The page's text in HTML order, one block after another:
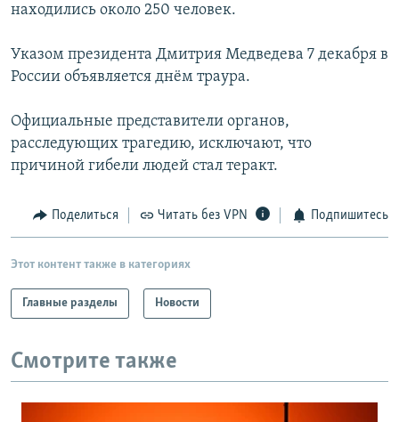
находились около 250 человек.
Указом президента Дмитрия Медведева 7 декабря в
России объявляется днём траура.
Официальные представители органов,
расследующих трагедию, исключают, что
причиной гибели людей стал теракт.
Поделиться Читать без VPN Подпишитесь
Этот контент также в категориях
Главные разделы Новости
Смотрите также